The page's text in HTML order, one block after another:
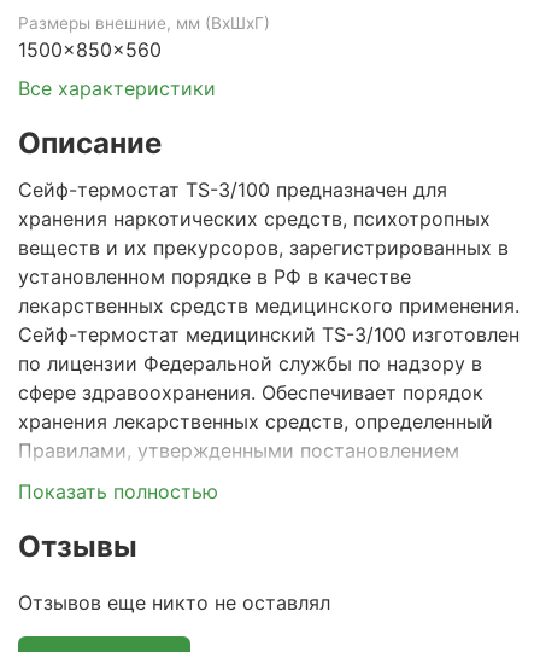
Размеры внешние, мм (ВхШхГ)
1500x850x560
Все характеристики
Описание
Сейф-термостат TS-3/100 предназначен для
хранения наркотических средств, психотропных
веществ и их прекурсоров, зарегистрированных в
установленном порядке в РФ в качестве
лекарственных средств медицинского применения.
Сейф-термостат медицинский TS-3/100 изготовлен
по лицензии Федеральной службы по надзору в
сфере здравоохранения. Обеспечивает порядок
хранения лекарственных средств, определенный
Правилами, утвержденными постановлением
Правительства РФ от 30.04.2022 № 809.
средств, определенные Фармакопеей РФ:
Показать полностью
Отзывы
Отзывов еще никто не оставлял